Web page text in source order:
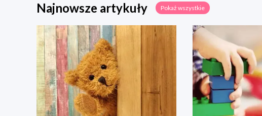
Najnowsze artykuły Pokaż wszystkie